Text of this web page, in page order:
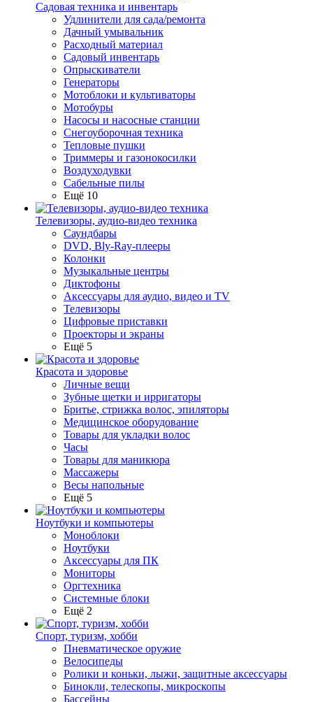
Садовая техника и инвентарь
Удлинители для сада/ремонта
Дачный умывальник
Расходный материал
Садовый инвентарь
Опрыскиватели
Генераторы
Мотоблоки и культиваторы
Мотобуры
Насосы и насосные станции
Снегоуборочная техника
Тепловые пушки
Триммеры и газонокосилки
Воздуходувки
Сабельные пилы
Ещё 10
Телевизоры, аудио-видео техника
Саундбары
DVD, Bly-Ray-плееры
Колонки
Музыкальные центры
Диктофоны
Аксессуары для аудио, видео и TV
Телевизоры
Цифровые приставки
Проекторы и экраны
Ещё 5
Красота и здоровье
Личные вещи
Зубные щетки и ирригаторы
Бритье, стрижка волос, эпиляторы
Медицинское оборудование
Товары для укладки волос
Часы
Товары для маникюра
Массажеры
Весы напольные
Ещё 5
Ноутбуки и компьютеры
Моноблоки
Ноутбуки
Аксессуары для ПК
Мониторы
Оргтехника
Системные блоки
Ещё 2
Спорт, туризм, хобби
Пневматическое оружие
Велосипеды
Ролики и коньки, лыжи, защитные аксессуары
Бинокли, телескопы, микроскопы
Бассейны